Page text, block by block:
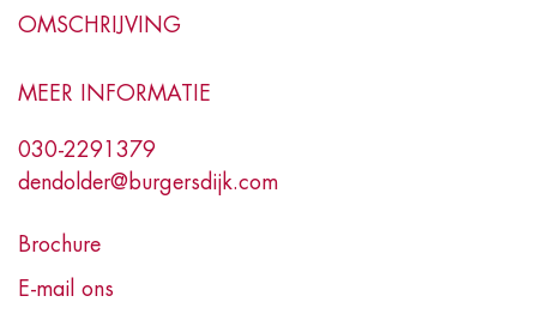
OMSCHRIJVING
MEER INFORMATIE
030-2291379
dendolder@burgersdijk.com
Brochure
E-mail ons